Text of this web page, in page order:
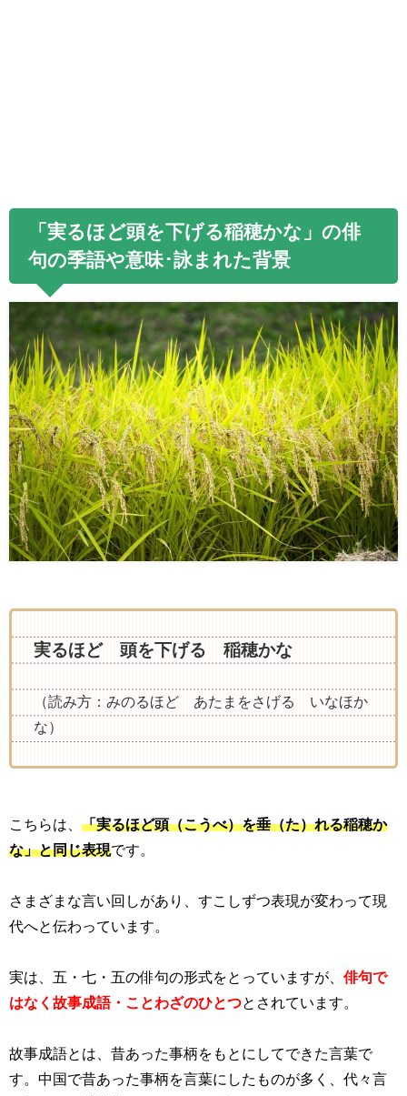
「実るほど頭を下げる稲穂かな」の俳
句の季語や意味･詠まれた背景
実るほど 頭を下げる 稲穂かな
（読み方：みのるほど あたまをさげる いなほか
な）
こちらは、 「実るほど頭（こうべ）を垂（た）れる稲穂か
な」と同じ表現です。
さまざまな言い回しがあり、すこしずつ表現が変わって現
代へと伝わっています。
実は、五・七・五の俳句の形式をとっていますが、 俳句で
はなく故事成語・ことわざのひとつとされています。
故事成語とは、昔あった事柄をもとにしてできた言葉で
す。中国で昔あった事柄を言葉にしたものが多く、代々言